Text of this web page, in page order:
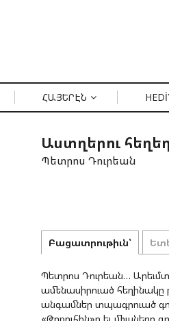
ՀԱՅԵՐԷՆ
Աստղերու հեղեղ
Պետրոս Դուրեան
Բացատրութիւն՝
Պետրոս Դուրեան…
ամենասիրուած հեղինակը
անգամներ տպագրուած